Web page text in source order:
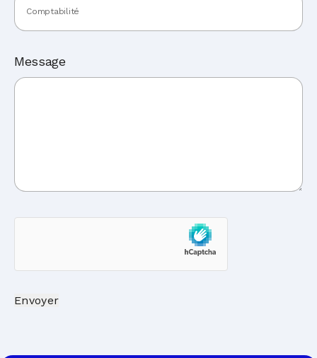
Message
Envoyer